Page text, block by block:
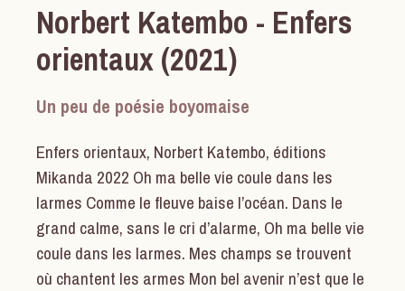
Norbert Katembo - Enfers
orientaux (2021)
Un peu de poésie boyomaise
Enfers orientaux, Norbert Katembo, éditions
Mikanda 2022 Oh ma belle vie coule dans les
larmes Comme le fleuve baise l’océan. Dans le
grand calme, sans le cri d’alarme, Oh ma belle vie
coule dans les larmes. Mes champs se trouvent
où chantent les armes Mon bel avenir n’est que le